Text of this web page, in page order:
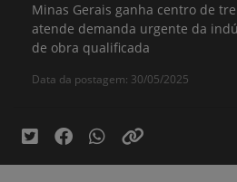
Minas Gerais ganha centro de
atende demanda urgente da
de obra qualificada
Data da postagem: 30/05/2025